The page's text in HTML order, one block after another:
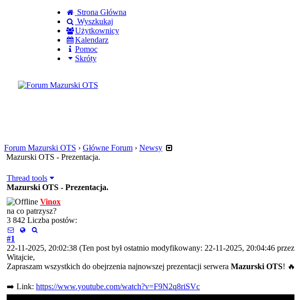
Strona Główna
Wyszkukaj
Użytkownicy
Kalendarz
Pomoc
Skróty
Forum Mazurski OTS › Główne Forum › Newsy
Mazurski OTS - Prezentacja.
Thread tools
Mazurski OTS - Prezentacja.
Vinox
na co patrzysz?
3 842 Liczba postów:
#1
22-11-2025, 20:02:38 (Ten post był ostatnio modyfikowany: 22-11-2025, 20:04:46 przez
Witajcie,
Zapraszam wszystkich do obejrzenia najnowszej prezentacji serwera Mazurski OTS! 🔥
➡️ Link: https://www.youtube.com/watch?v=F9N2q8riSVc